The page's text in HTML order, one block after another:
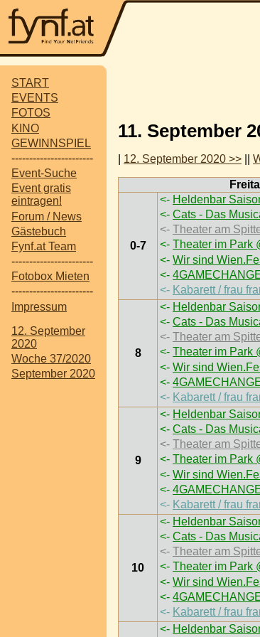
START
EVENTS
FOTOS
KINO
GEWINNSPIEL
-----------------------
Event-Suche
Event gratis
eintragen!
Forum / News
Gästebuch
Fynf.at Team
-----------------------
Fotobox Mieten
-----------------------
Impressum
12. September
2020
Woche 37/2020
September 2020
11. September
12. September 2020 >>
0-7
<- Heldenbar
<- Cats - Das
<- Theater am
<- Theater im Park
<- Wir sind
<-
<- Kabarett / frau
8
<- Heldenbar
<- Cats - Das
<- Theater am
<- Theater im Park
<- Wir sind
<-
<- Kabarett / frau
9
<- Heldenbar
<- Cats - Das
<- Theater am
<- Theater im Park
<- Wir sind
<-
<- Kabarett / frau
10
<- Heldenbar
<- Cats - Das
<- Theater am
<- Theater im Park
<- Wir sind
<-
<- Kabarett / frau
<- Heldenbar